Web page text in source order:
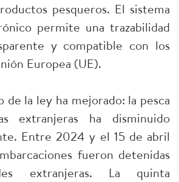
pesqueros. El sistema
permite una trazabilidad
y compatible con los
Europea (UE).
la ley ha mejorado: la pesca
extranjeras ha disminuido
Entre 2024 y el 15 de abril
fueron detenidas
extranjeras. La quinta